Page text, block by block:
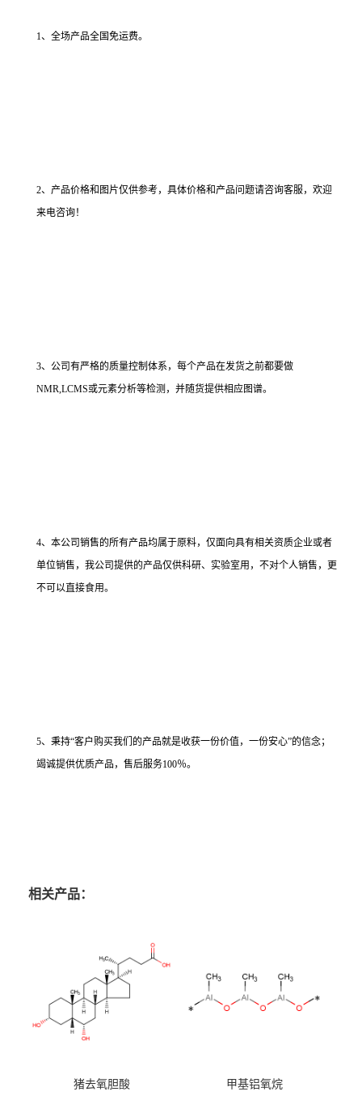
1、全场产品全国免运费。
2、产品价格和图片仅供参考，具体价格和产品问题请咨询客服，欢迎
来电咨询！
3、公司有严格的质量控制体系，每个产品在发货之前都要做
NMR,LCMS或元素分析等检测，并随货提供相应图谱。
4、本公司销售的所有产品均属于原料，仅面向具有相关资质企业或者
单位销售，我公司提供的产品仅供科研、实验室用，不对个人销售，更
不可以直接食用。
5、秉持“客户购买我们的产品就是收获一份价值，一份安心”的信念；
竭诚提供优质产品，售后服务100％。
相关产品：
猪去氧胆酸 甲基铝氧烷